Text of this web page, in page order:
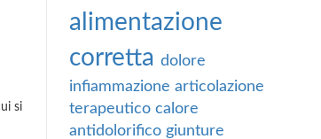
si
alimentazione
corretta dolore
infiammazione articolazione
terapeutico calore
antidolorifico giunture